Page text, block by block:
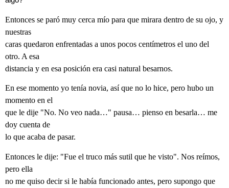
Entonces se paró muy cerca mío para que mirara dentro de su ojo, y
nuestras
caras quedaron enfrentadas a unos pocos centímetros el uno del
otro. A esa
distancia y en esa posición era casi natural besarnos.
En ese momento yo tenía novia, así que no lo hice, pero hubo un
momento en el
que le dije "No. No veo nada…" pausa… pienso en besarla… me
doy cuenta de
lo que acaba de pasar.
Entonces le dije: "Fue el truco más sutil que he visto". Nos reímos,
pero ella
no me quiso decir si le había funcionado antes, pero supongo que